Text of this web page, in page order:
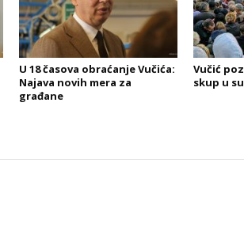
U 18 časova obraćanje Vučića:
Najava novih mera za
građane
Vučić
skup u